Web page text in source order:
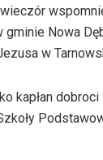
Nowa
w
kapłan